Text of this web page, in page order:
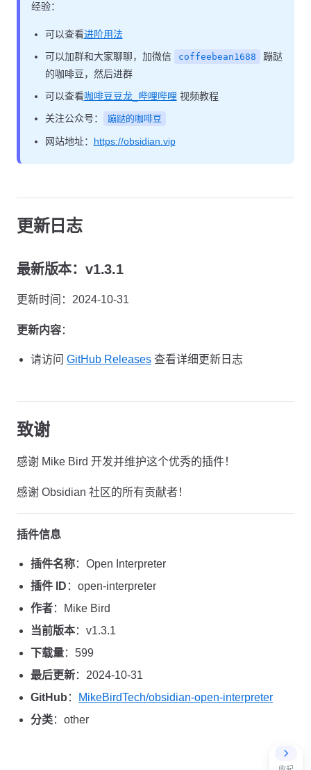
经验：
可以查看进阶用法
可以加群和大家聊聊，加微信
coffeebean1688
蹦跶
的咖啡豆，然后进群
可以查看咖啡豆豆龙_哔哩哔哩 视频教程
关注公众号：
蹦跶的咖啡豆
网站地址： https://obsidian.vip
更新日志
最新版本：v1.3.1
更新时间：2024-10-31
更新内容：
请访问 GitHub Releases 查看详细更新日志
致谢
感谢 Mike Bird 开发并维护这个优秀的插件！
感谢 Obsidian 社区的所有贡献者！
插件信息
插件名称：Open Interpreter
插件 ID ：open-interpreter
作者：Mike Bird
当前版本：v1.3.1
下载量：599
最后更新：2024-10-31
GitHub ：
MikeBirdTech/obsidian-open-interpreter
分类：other